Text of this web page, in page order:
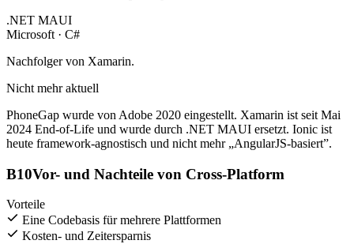
.NET MAUI
Microsoft · C#
Nachfolger von Xamarin.
Nicht mehr aktuell
PhoneGap wurde von Adobe 2020 eingestellt. Xamarin ist seit Mai
2024 End-of-Life und wurde durch .NET MAUI ersetzt. Ionic ist
heute framework-agnostisch und nicht mehr „AngularJS-basiert”.
B10Vor- und Nachteile von Cross-Platform
Vorteile
Eine Codebasis für mehrere Plattformen
Kosten- und Zeitersparnis